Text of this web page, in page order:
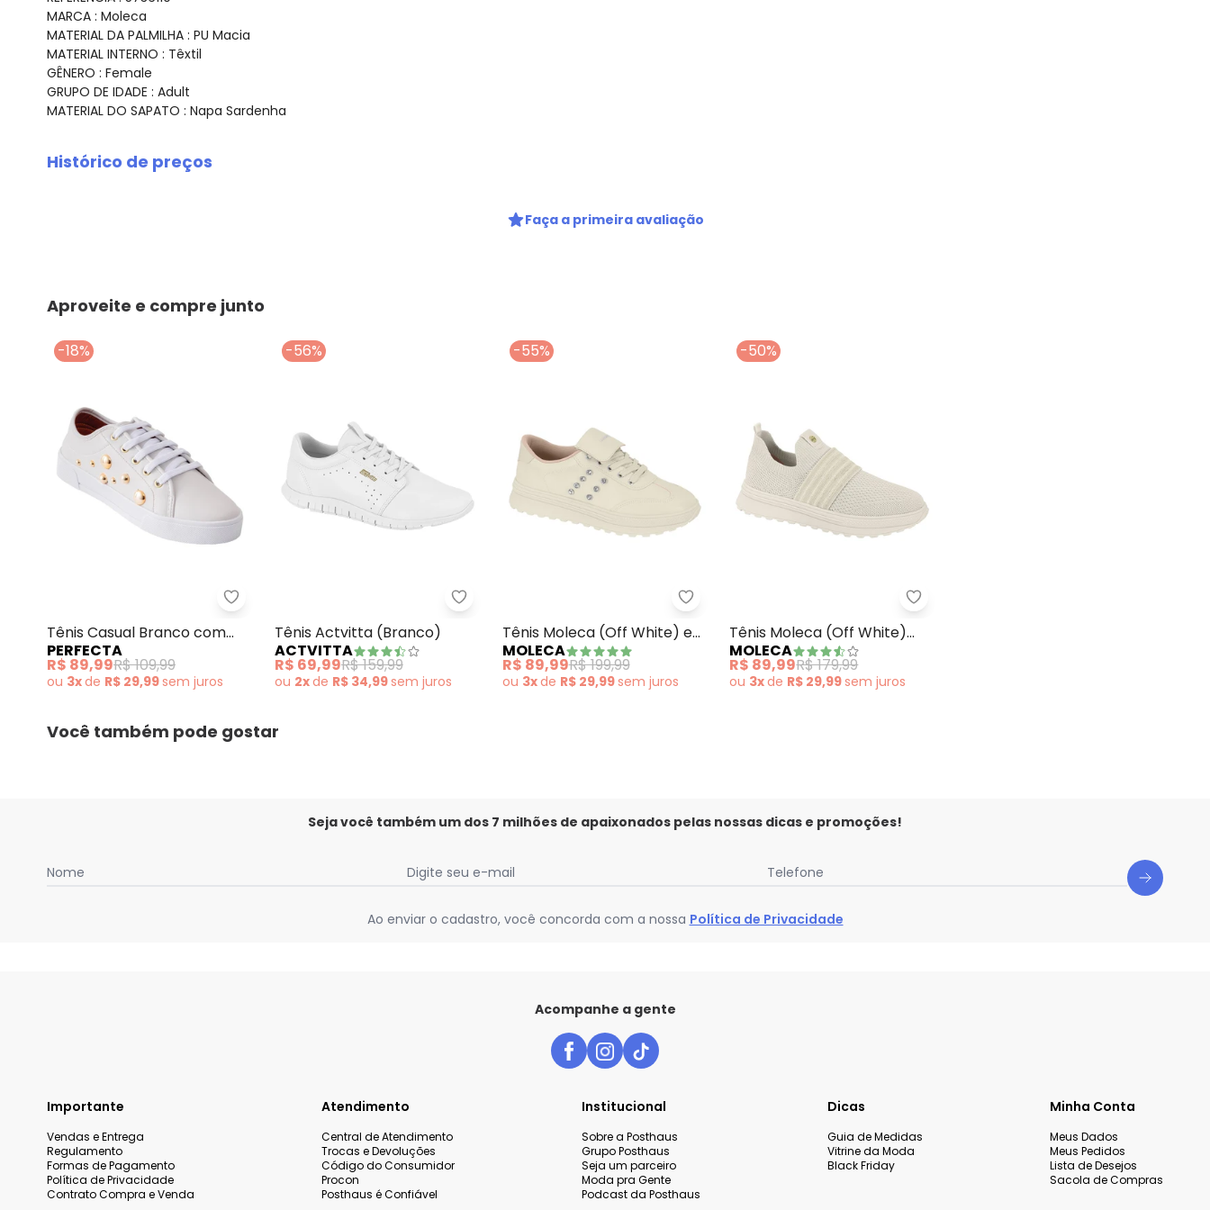
MARCA : Moleca
MATERIAL DA PALMILHA : PU Macia
MATERIAL INTERNO : Têxtil
GÊNERO : Female
GRUPO DE IDADE : Adult
MATERIAL DO SAPATO : Napa Sardenha
Histórico de preços
abril/2026
fevereiro/2026
Faça a primeira avaliação
Aproveite e compre junto
-18%
Perfecta - Tênis Casual Branco com Detalhe Dourado
Tênis Casual Branco com
Detalhe Dourado
PERFECTA
R$ 89,99R$ 109,99
ou 3xde R$ 29,99sem juros
-56%
Tênis Actvitta (Branco)
Tênis Actvitta (Branco)
ACTVITTA
R$ 69,99R$ 159,99
ou 2xde R$ 34,99sem juros
-55%
Tênis Moleca (Off White) em Sintético
Tênis Moleca (Off White) em
Sintético
MOLECA
R$ 89,99R$ 199,99
ou 3xde R$ 29,99sem juros
-50%
Tênis Moleca (Off White) com Elástico
Tênis Moleca (Off White)
com Elástico
MOLECA
R$ 89,99R$ 179,99
ou 3xde R$ 29,99semjuros
Você também pode gostar
Seja você também um dos 7 milhões de apaixonados pelas nossas dicas e promoções!
Nome Digite seu e-mail Telefone
Ao enviar o cadastro, você concorda com a nossa Política de Privacidade
Acompanhe a gente
Importante
Vendas e Entrega
Regulamento
Formas de Pagamento
Política de Privacidade
Contrato Compra e Venda
Atendimento
Central de Atendimento
Trocas e Devoluções
Código do Consumidor
Procon
Posthaus é Confiável
Institucional
Sobre a Posthaus
Grupo Posthaus
Seja um parceiro
Moda pra Gente
Podcast da Posthaus
Dicas
Guia de Medidas
Vitrine da Moda
Black Friday
Minha Conta
Meus Dados
Meus Pedidos
Lista de Desejos
Sacola de Compras